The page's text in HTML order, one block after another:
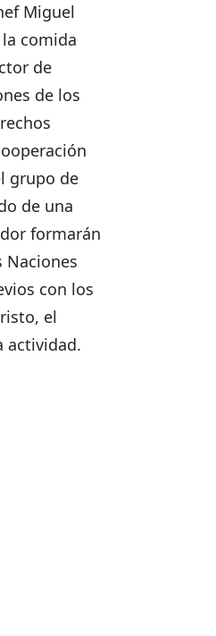
Miguel
comida
de
de los
grupo de
de una
formarán
Naciones
con los
el
actividad.